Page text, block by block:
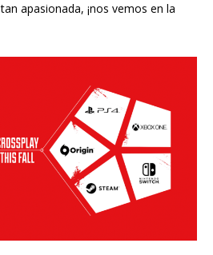
apasionada, ¡nos vemos en la